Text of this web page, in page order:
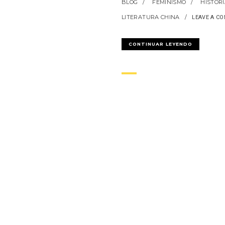
BLOG FEMINISMO
LITERATURA CHINA LEAVE A
CONTINUAR LEYENDO